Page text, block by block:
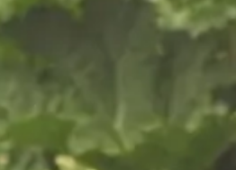
en verzorgde
begint met
hovenier in Elspeet? Van